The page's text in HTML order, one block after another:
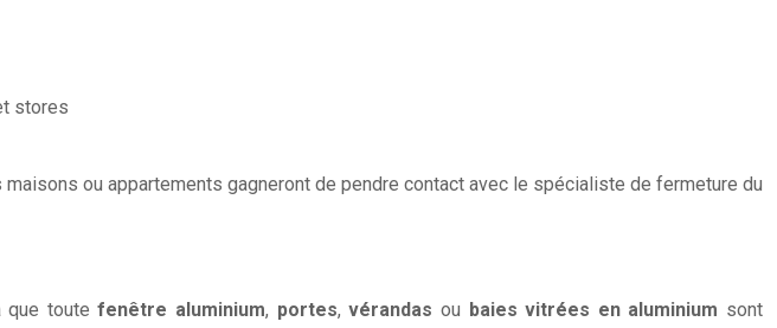
ou appartements gagneront de pendre contact avec le spécialiste de fermeture du
que toutefenêtre aluminium, portes,vérandas ou baies vitrées en aluminium sont